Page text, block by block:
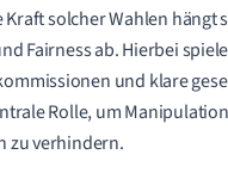
solcher Wahlen hängt
Fairness ab. Hierbei
und klare
Rolle, um
zu verhindern.